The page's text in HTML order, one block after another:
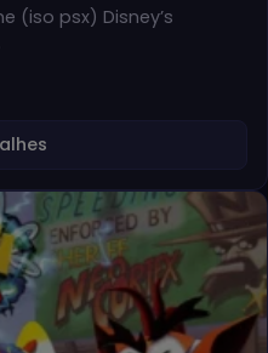
(iso psx) Disney’s